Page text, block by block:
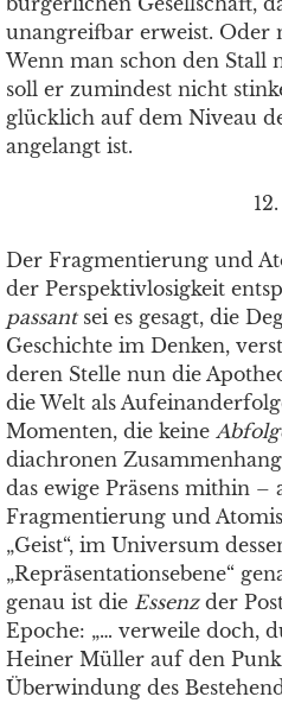
unangreifbar erweist. Oder
Wenn man schon den Stall
soll er zumindest nicht
glücklich auf dem Niveau
angelangt ist.
12.
Der Fragmentierung und
der Perspektivlosigkeit
passant sei es gesagt, die
Geschichte im Denken,
deren Stelle nun die
die Welt als
Momenten, die keine
diachronen
das ewige Präsens mithin –
Fragmentierung und
„Geist“, im Universum
„Repräsentationsebene“
genau ist die Essenzder
Epoche: „… verweile doch,
Heiner Müller auf den
Überwindung des